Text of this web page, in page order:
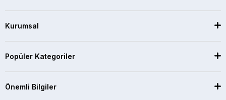
Kurumsal
Popüler Kategoriler
Önemli Bilgiler